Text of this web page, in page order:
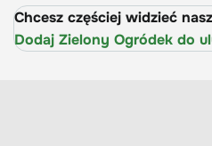
Chcesz częściej widzieć
Dodaj Zielony Ogródek do